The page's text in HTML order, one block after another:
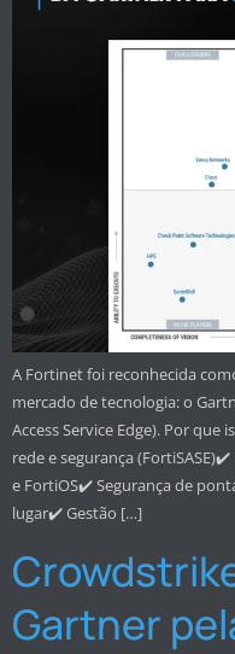
A Fortinet foi reconhecida
mercado de tecnologia: o
Access Service Edge). Por
rede e segurança
e FortiOS✔️ Segurança de
lugar✔️ Gestão […]
Gartner